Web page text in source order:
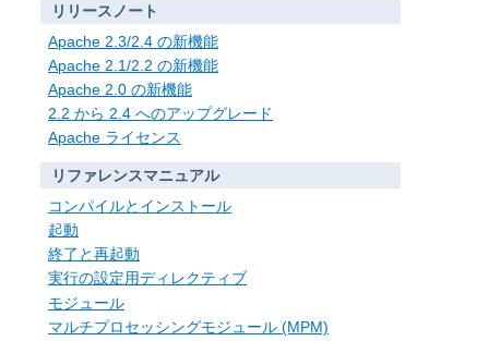
リリースノート
Apache 2.3/2.4 の新機能
Apache 2.1/2.2 の新機能
Apache 2.0 の新機能
2.2 から 2.4 へのアップグレード
Apache ライセンス
リファレンスマニュアル
コンパイルとインストール
起動
終了と再起動
実行の設定用ディレクティブ
モジュール
マルチプロセッシングモジュール (MPM)